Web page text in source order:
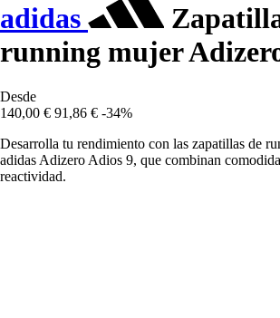
adidas
running mujer
Desde
140,00 € 91,86 € -34%
Desarrolla tu rendimiento con las zapatillas de
adidas Adizero Adios 9, que combinan
reactividad.